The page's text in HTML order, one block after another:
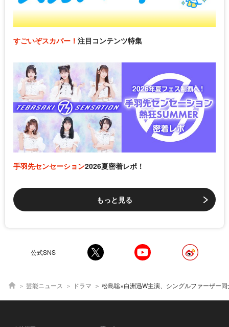
すごいぞスカパー！ 注目コンテンツ特集
手羽先センセーション2026夏密着レポ！
もっと見る
公式SNS
芸能ニュース ドラマ 松島聡×白洲迅W主演、シングルファーザー同士の共同生活を描く【秋ドラマ人物相関図(土曜ド